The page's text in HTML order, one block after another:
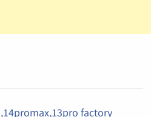
factory